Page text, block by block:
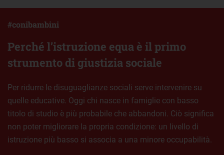
Perché l’istruzione equa è il primo
strumento di giustizia sociale
#conibambini
Per ridurre le disuguaglianze sociali serve intervenire su
quelle educative. Oggi chi nasce in famiglie con basso
titolo di studio è più probabile che abbandoni. Ciò significa
non poter migliorare la propria condizione: un livello di
istruzione più basso si associa a una minore occupabilità.